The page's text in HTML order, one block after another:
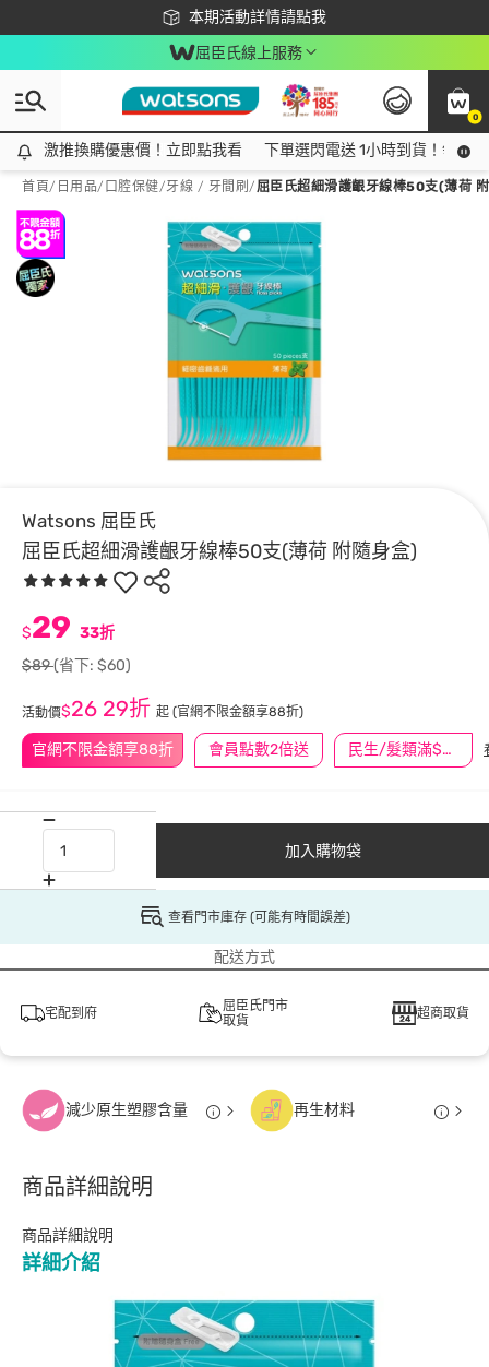
本期活動詳情請點我
下載app最高回饋$350
屈臣氏線上服務
0
激推換購優惠價！立即點我看
激推換購優惠價！立即點我看 下單選閃電送 1小時到貨！領神
首頁/ 日用品/ 口腔保健/牙線 / 牙間刷 /屈臣氏超細滑護齦牙線棒50支(薄荷
Watsons 屈臣氏
屈臣氏超細滑護齦牙線棒50支(薄荷 附隨身盒)
官網不限金額享88折 會員點數2倍送 民生/髮類滿$388送舒潔冰巾
$29 33折
$89(省下: $60)
活動價$26 29折 起 (官網不限金額享88折)
加入購物袋
查看門市庫存 (可能有時間誤差)
配送方式
宅配到府
屈臣氏門市
取貨
超商取貨
減少原生塑膠含量 再生材料
商品詳細說明
商品詳細說明
詳細介紹